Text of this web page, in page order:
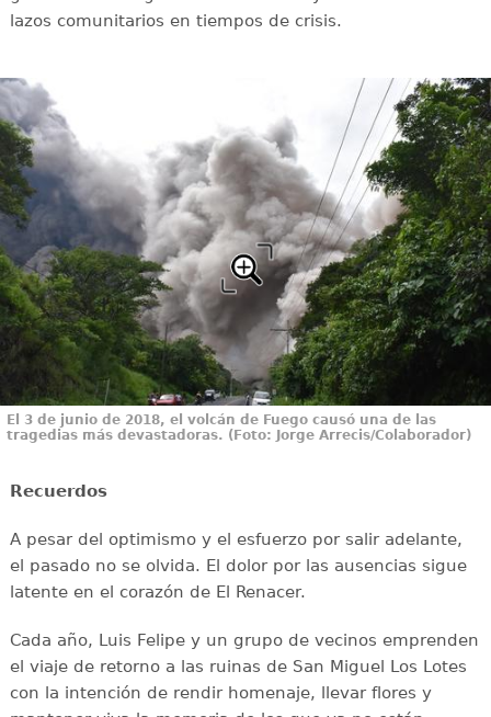
lazos comunitarios en tiempos de crisis.
El 3 de junio de 2018, el volcán de Fuego causó una de las
tragedias más devastadoras. (Foto: Jorge Arrecis/Colaborador)
Recuerdos
A pesar del optimismo y el esfuerzo por salir adelante,
el pasado no se olvida. El dolor por las ausencias sigue
latente en el corazón de El Renacer.
Cada año, Luis Felipe y un grupo de vecinos emprenden
el viaje de retorno a las ruinas de San Miguel Los Lotes
con la intención de rendir homenaje, llevar flores y